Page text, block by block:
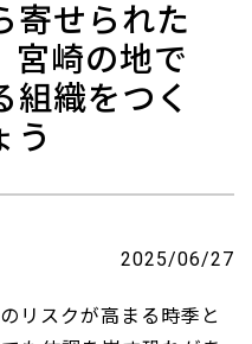
寄せられた
宮崎の地で
組織をつく
う
2025/06/27
リスクが高まる時季と